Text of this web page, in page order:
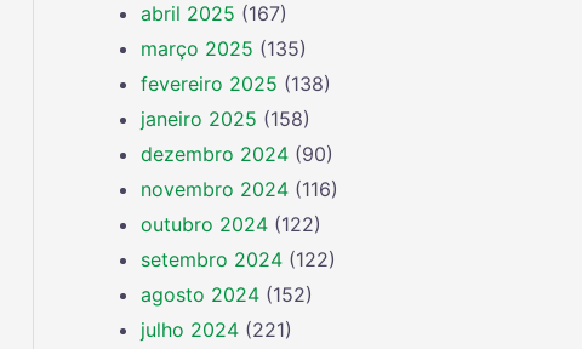
abril 2025 (167)
março 2025 (135)
fevereiro 2025 (138)
janeiro 2025 (158)
dezembro 2024 (90)
novembro 2024 (116)
outubro 2024 (122)
setembro 2024 (122)
agosto 2024 (152)
julho 2024 (221)